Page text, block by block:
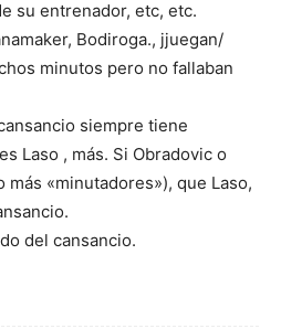
su entrenador, etc, etc.
Bodiroga., jjuegan/
minutos pero no fallaban
siempre tiene
Laso , más. Si Obradovic o
más «minutadores»), que Laso,
del cansancio.